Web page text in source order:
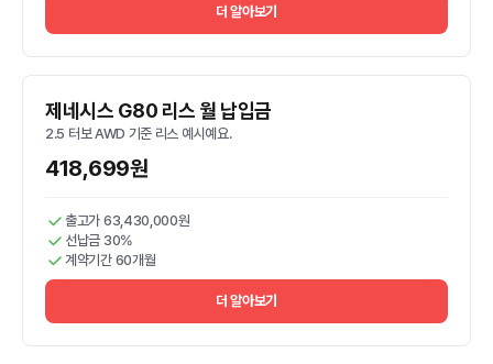
더 알아보기
제네시스 G80 리스 월 납입금
2.5 터보 AWD 기준 리스 예시예요.
418,699원
출고가 63,430,000원
선납금 30%
계약기간 60개월
더 알아보기